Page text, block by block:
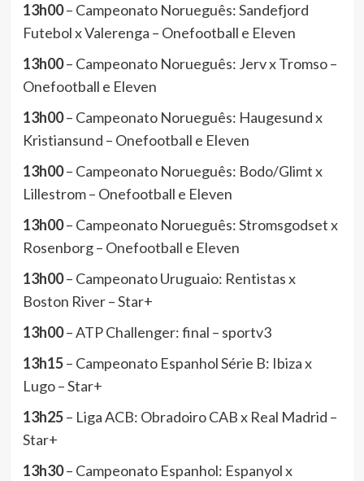
13h00– Campeonato Norueguês: Sandefjord
Futebol x Valerenga – Onefootball e Eleven
13h00– Campeonato Norueguês: Jerv x Tromso –
Onefootball e Eleven
13h00– Campeonato Norueguês: Haugesund x
Kristiansund – Onefootball e Eleven
13h00– Campeonato Norueguês: Bodo/Glimt x
Lillestrom – Onefootball e Eleven
13h00– Campeonato Norueguês: Stromsgodset x
Rosenborg – Onefootball e Eleven
13h00– Campeonato Uruguaio: Rentistas x
Boston River – Star+
13h00– ATP Challenger: final – sportv3
13h15– Campeonato Espanhol Série B: Ibiza x
Lugo – Star+
13h25– Liga ACB: Obradoiro CAB x Real Madrid –
Star+
13h30– Campeonato Espanhol: Espanyol x